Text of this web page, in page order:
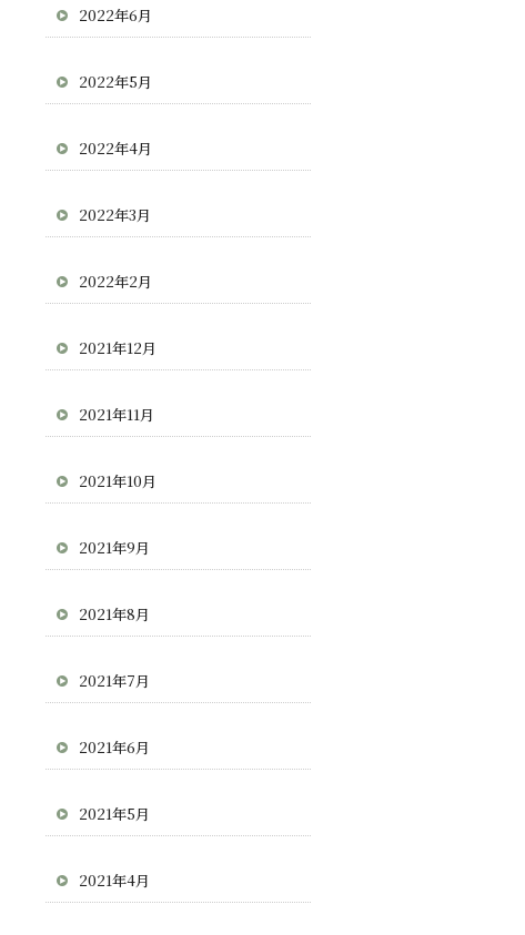
2022年6月
2022年5月
2022年4月
2022年3月
2022年2月
2021年12月
2021年11月
2021年10月
2021年9月
2021年8月
2021年7月
2021年6月
2021年5月
2021年4月